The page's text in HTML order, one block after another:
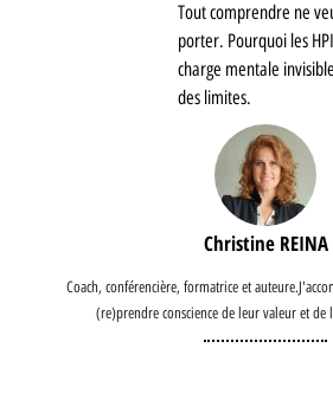
Christine REINA
Coach, conférencière, formatrice et
(re)prendre conscience de leur valeur et
Tout comprendre ne
porter. Pourquoi les
charge mentale
des limites.